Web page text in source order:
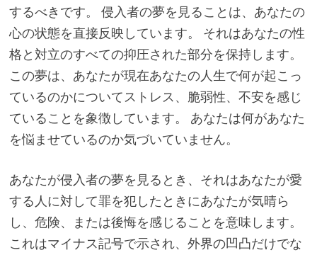
するべきです。 侵入者の夢を見ることは、あなたの
心の状態を直接反映しています。 それはあなたの性
格と対立のすべての抑圧された部分を保持します。
この夢は、あなたが現在あなたの人生で何が起こっ
ているのかについてストレス、脆弱性、不安を感じ
ていることを象徴しています。 あなたは何があなた
を悩ませているのか気づいていません。
あなたが侵入者の夢を見るとき、それはあなたが愛
する人に対して罪を犯したときにあなたが気晴ら
し、危険、または後悔を感じることを意味します。
これはマイナス記号で示され、外界の凹凸だけでな